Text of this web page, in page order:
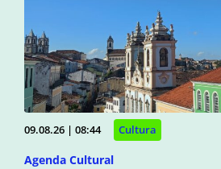
09.08.26 | 08:44 Cultura
Agenda Cultural